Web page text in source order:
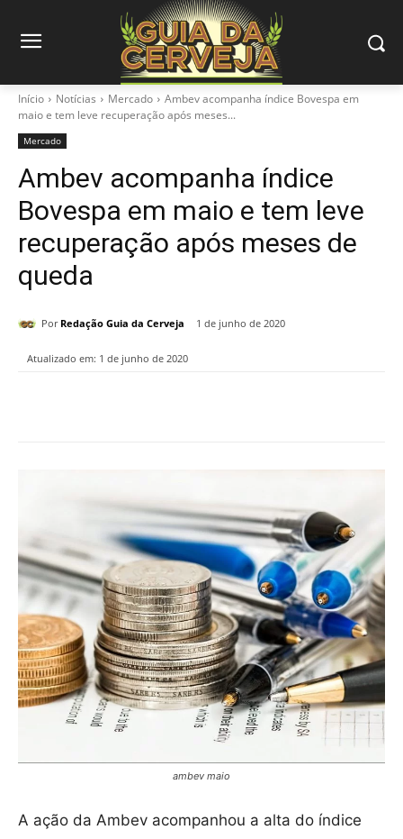
Início Notícias Mercado
Ambev acompanha índice Bovespa em
maio e tem leve recuperação após meses...
Mercado
Ambev acompanha índice
Bovespa em maio e tem leve
recuperação após meses de
queda
Por Redação Guia da Cerveja 1 de junho de 2020
Atualizado em: 1 de junho de 2020
ambev maio
A ação da Ambev acompanhou a alta do índice